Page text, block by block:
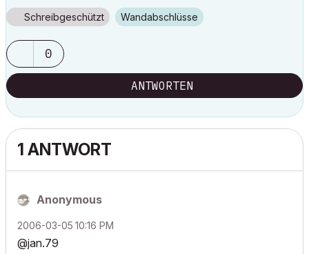
Schreibgeschützt Wandabschlüsse
0
ANTWORTEN
1 ANTWORT
Anonymous
‎2006-03-05 10:16 PM
@jan.79